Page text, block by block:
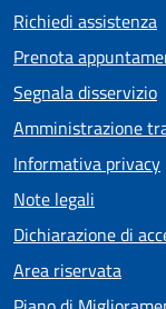
Richiedi assistenza
Prenota
Segnala disservizio
Amministrazione
Informativa privacy
Note legali
Dichiarazione di
Area riservata